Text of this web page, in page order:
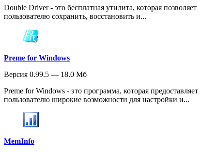
Double Driver - это бесплатная утилита, которая позволяет
пользователю сохранить, восстановить и...
Preme for Windows
Версия 0.99.5 — 18.0 Мб
Preme for Windows - это программа, которая предоставляет
пользователю широкие возможности для настройки и...
MemInfo